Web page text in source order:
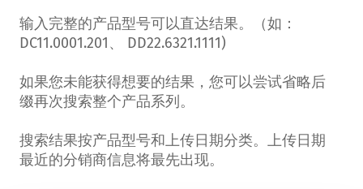
输入完整的产品型号可以直达结果。（如：
DC11.0001.201、 DD22.6321.1111)
如果您未能获得想要的结果，您可以尝试省略后
缀再次搜索整个产品系列。
搜索结果按产品型号和上传日期分类。上传日期
最近的分销商信息将最先出现。